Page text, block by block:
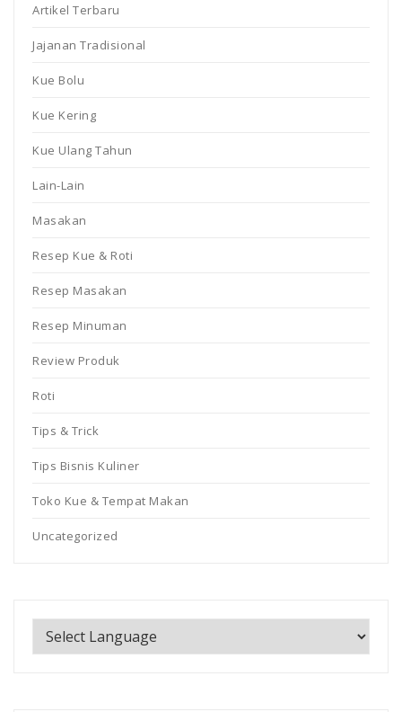
Artikel Terbaru
Jajanan Tradisional
Kue Bolu
Kue Kering
Kue Ulang Tahun
Lain-Lain
Masakan
Resep Kue & Roti
Resep Masakan
Resep Minuman
Review Produk
Roti
Tips & Trick
Tips Bisnis Kuliner
Toko Kue & Tempat Makan
Uncategorized